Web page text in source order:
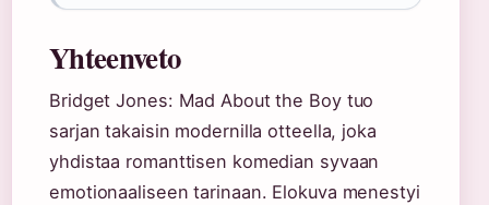
Yhteenveto
Bridget Jones: Mad About the Boy tuo
sarjan takaisin modernilla otteella, joka
yhdistaa romanttisen komedian syvaan
emotionaaliseen tarinaan. Elokuva menestyi